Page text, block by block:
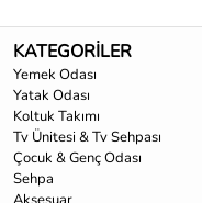
KATEGORİLER
Yemek Odası
Yatak Odası
Koltuk Takımı
Tv Ünitesi & Tv Sehpası
Çocuk & Genç Odası
Sehpa